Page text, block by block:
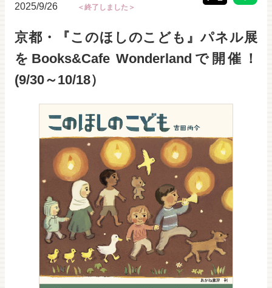
2025/9/26 ＜終了しました＞
京都・『このほしのこども』パネル展
をBooks&Cafe Wonderlandで開催！
(9/30～10/18）